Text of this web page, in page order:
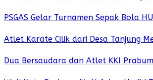
PSGAS Gelar Turnamen Sepak Bola
Atlet Karate Cilik dari Desa Tanjung
Dua Bersaudara dan Atlet KKI